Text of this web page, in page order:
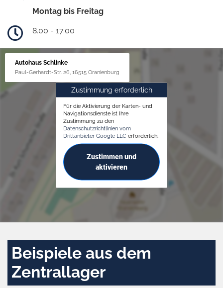
Montag bis Freitag
8.00 - 17.00
Autohaus Schlinke
Paul-Gerhardt-Str. 26, 16515 Oranienburg
Zustimmung erforderlich
Für die Aktivierung der Karten- und
Navigationsdienste ist Ihre
Zustimmung zu den
Datenschutzrichtlinien vom
Drittanbieter Google LLC erforderlich.
Zustimmen und
aktivieren
Beispiele aus dem
Zentrallager